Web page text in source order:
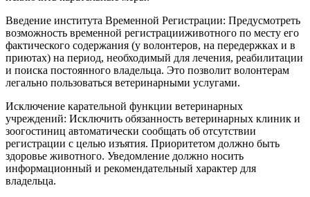
Введение института Временной Регистрации: Предусмотреть
возможность временной регистрацииживотного по месту его
фактического содержания (у волонтеров, на передержках и в
приютах) на период, необходимый для лечения, реабилитации
и поиска постоянного владельца. Это позволит волонтерам
легально пользоваться ветеринарными услугами.
Исключение карательной функции ветеринарных
учреждений: Исключить обязанность ветеринарных клиник и
зоогостиниц автоматически сообщать об отсутствии
регистрации с целью изъятия. Приоритетом должно быть
здоровье животного. Уведомление должно носить
информационный и рекомендательный характер для
владельца.